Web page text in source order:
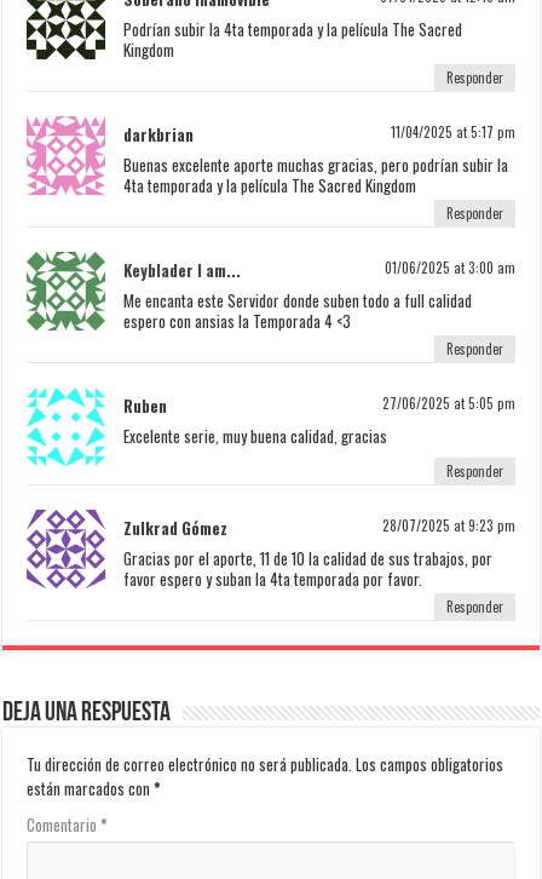
Podrían subir la 4ta temporada y la película The Sacred
Kingdom
Responder
darkbrian 11/04/2025 at 5:17 pm
Buenas excelente aporte muchas gracias, pero podrían subir la
4ta temporada y la película The Sacred Kingdom
Responder
Keyblader I am... 01/06/2025 at 3:00 am
Me encanta este Servidor donde suben todo a full calidad
espero con ansias la Temporada 4 <3
Responder
Ruben 27/06/2025 at 5:05 pm
Excelente serie, muy buena calidad, gracias
Responder
Zulkrad Gómez 28/07/2025 at 9:23 pm
Gracias por el aporte, 11 de 10 la calidad de sus trabajos, por
favor espero y suban la 4ta temporada por favor.
Responder
Deja una respuesta
Tu dirección de correo electrónico no será publicada. Los campos obligatorios
están marcados con*
Comentario*